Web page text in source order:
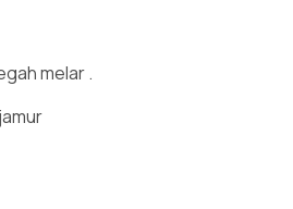
melar.